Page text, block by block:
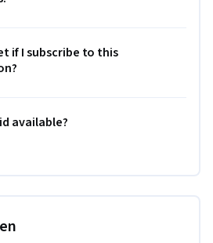
if I subscribe to this
available?